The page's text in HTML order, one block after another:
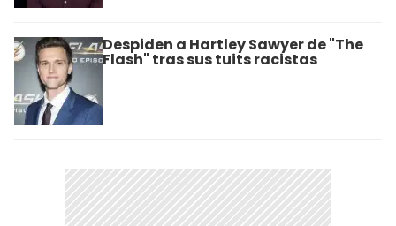
Despiden a Hartley Sawyer de "The
Flash" tras sus tuits racistas